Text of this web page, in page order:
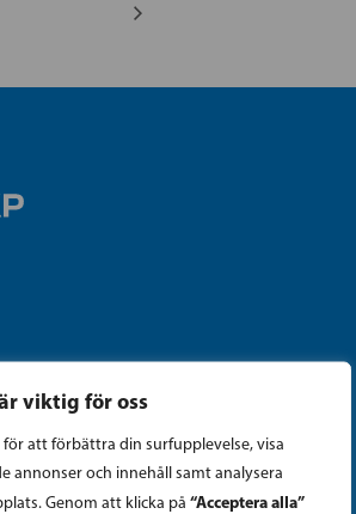
viktig för oss
för att förbättra din surfupplevelse, visa
annonser och innehåll samt analysera
Genom att klicka på “Acceptera alla”